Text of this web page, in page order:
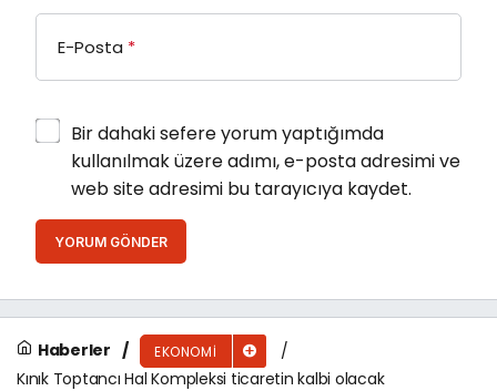
E-Posta *
Bir dahaki sefere yorum yaptığımda
kullanılmak üzere adımı, e-posta adresimi ve
web site adresimi bu tarayıcıya kaydet.
YORUM GÖNDER
Haberler EKONOMI
Kınık Toptancı Hal Kompleksi ticaretin kalbi olacak